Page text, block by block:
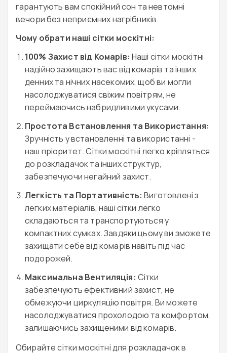
гарантують вам спокійний сон та невтомні
вечори без неприємних нагрібників.
Чому обрати наші сітки москітні:
100% Захист від Комарів: Наші сітки москітні
надійно захищають вас від комарів та інших
денних та нічних насекомих, щоб ви могли
насолоджуватися свіжим повітрям, не
переймаючись набридливими укусами.
Простота Встановлення та Використання:
Зручність у встановленні та використанні -
наш пріоритет. Сітки москітні легко кріпляться
до розкладачок та інших структур,
забезпечуючи негайний захист.
Легкість та Портативність: Виготовлені з
легких матеріалів, наші сітки легко
складаються та транспортуються у
компактних сумках. Завдяки цьому ви зможете
захищати себе від комарів навіть під час
подорожей.
Максимальна Вентиляція: Сітки
забезпечують ефективний захист, не
обмежуючи циркуляцію повітря. Ви можете
насолоджуватися прохолодою та комфортом,
залишаючись захищеними від комарів.
Обирайте сітки москітні для розкладачок в